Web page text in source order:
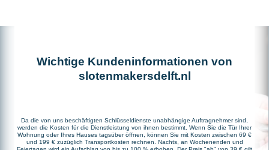
Wichtige Kundeninformationen von
slotenmakersdelft.nl
Da die von uns beschäftigten Schlüsseldienste unabhängige Auftragnehmer sind,
werden die Kosten für die Dienstleistung von ihnen bestimmt. Wenn Sie die Tür Ihrer
Wohnung oder Ihres Hauses tagsüber öffnen, können Sie mit Kosten zwischen 69 €
und 199 € zuzüglich Transportkosten rechnen. Nachts, an Wochenenden und